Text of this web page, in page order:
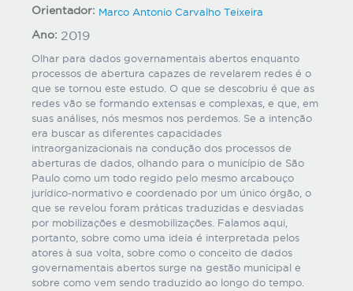
Orientador: Marco Antonio Carvalho Teixeira
Ano: 2019
Olhar para dados governamentais abertos enquanto
processos de abertura capazes de revelarem redes é o
que se tornou este estudo. O que se descobriu é que as
redes vão se formando extensas e complexas, e que, em
suas análises, nós mesmos nos perdemos. Se a intenção
era buscar as diferentes capacidades
intraorganizacionais na condução dos processos de
aberturas de dados, olhando para o município de São
Paulo como um todo regido pelo mesmo arcabouço
jurídico-normativo e coordenado por um único órgão, o
que se revelou foram práticas traduzidas e desviadas
por mobilizações e desmobilizações. Falamos aqui,
portanto, sobre como uma ideia é interpretada pelos
atores à sua volta, sobre como o conceito de dados
governamentais abertos surge na gestão municipal e
sobre como vem sendo traduzido ao longo do tempo.